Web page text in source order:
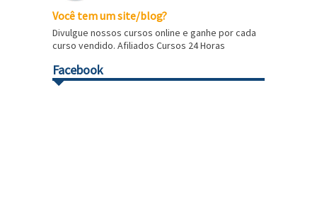
Você tem um site/blog?
Divulgue nossos cursos online e ganhe por cada
curso vendido. Afiliados Cursos 24 Horas
Facebook